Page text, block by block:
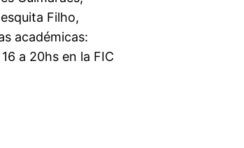
Filho,
académicas:
a 20hs en la FIC